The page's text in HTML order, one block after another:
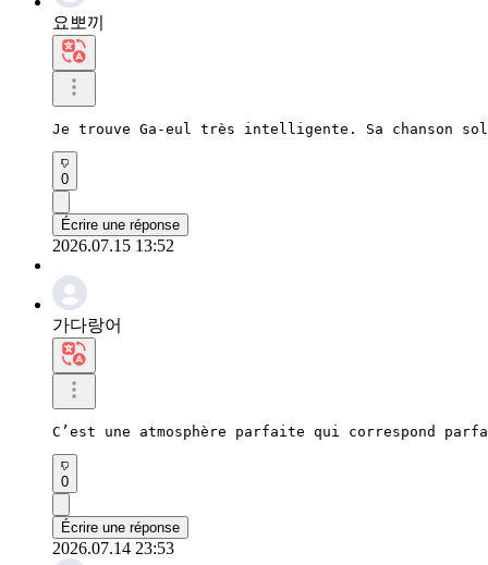
요뽀끼
Je trouve Ga-eul très intelligente. Sa chanson
0
Écrire une réponse
2026.07.15 13:52
가다랑어
C’est une atmosphère parfaite qui correspond
0
Écrire une réponse
2026.07.14 23:53